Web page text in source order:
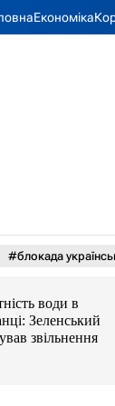
Економіка
#блокада
води в
Зеленський
звільнення